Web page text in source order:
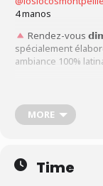
4 manos
Rendez-vous
spécialement
ambiance 100%
MORE
Time